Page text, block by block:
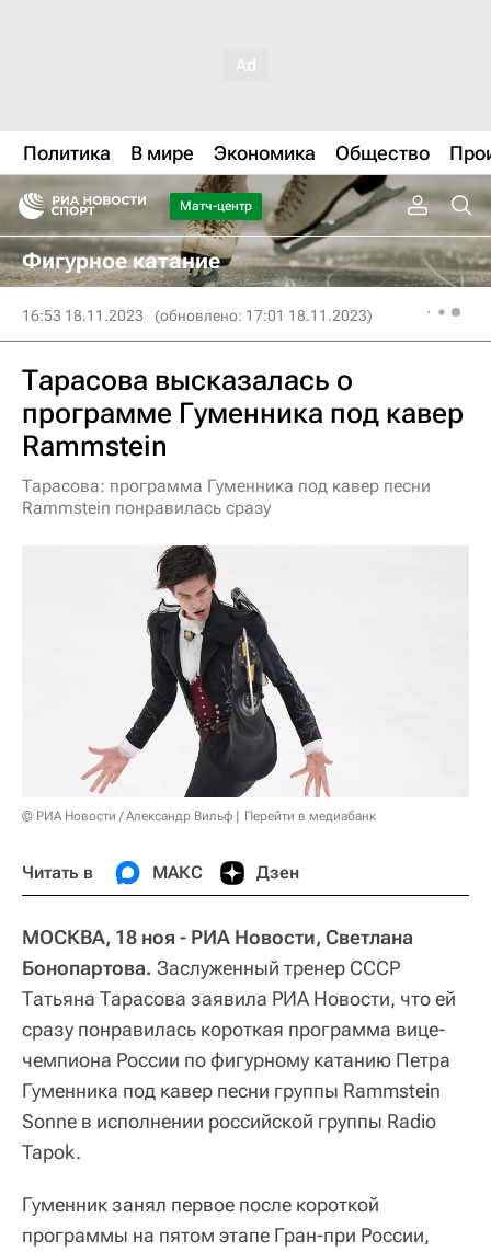
Политика В мире Экономика Общество
Матч-центр
Фигурное катание
16:53 18.11.2023 (обновлено: 17:01 18.11.2023)
Тарасова высказалась о
программе Гуменника под кавер
Rammstein
Тарасова: программа Гуменника под кавер песни
Rammstein понравилась сразу
© РИА Новости / Александр Вильф Перейти в медиабанк
Читать в МАКС Дзен
МОСКВА, 18 ноя - РИА Новости, Светлана
Бонопартова. Заслуженный тренер СССР
Татьяна Тарасова заявила РИА Новости, что ей
сразу понравилась короткая программа вице-
чемпиона России по фигурному катанию Петра
Гуменника под кавер песни группы Rammstein
Sonne в исполнении российской группы Radio
Tapok.
Гуменник занял первое после короткой
программы на пятом этапе Гран-при России,